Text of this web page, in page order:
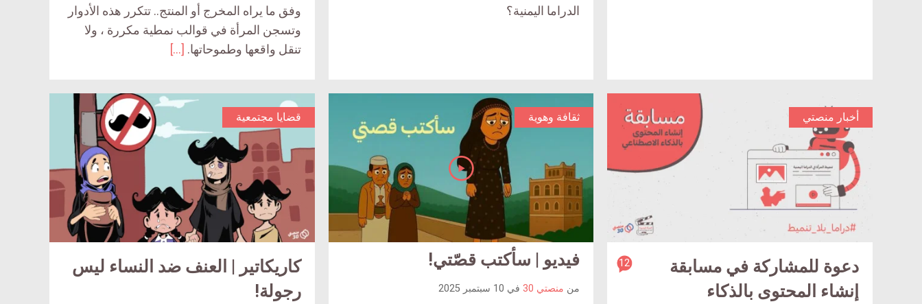
الدراما اليمنية؟
وفق ما يراه المخرج أو المنتج.. تتكرر هذه الأدوار
وتسجن المرأة في قوالب نمطية مكررة ، ولا
تنقل واقعها وطموحاتها. […]
أخبار منصتي
article
12
دعوة للمشاركة في مسابقة
إنشاء المحتوى بالذكاء
ثقافة وهوية
article
comment
count
فيديو | سأكتب قصّتي!
من منصتي 30 في 10 سبتمبر 2025
قضايا مجتمعية
كاريكاتير | العنف ضد النساء ليس
رجولة!